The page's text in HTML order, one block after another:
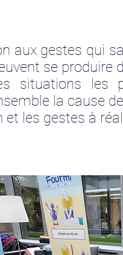
aux gestes qui
se produire
situations les
la cause
et les gestes à